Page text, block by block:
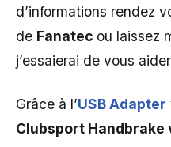
d’informations rendez
de Fanatec ou laissez
j’essaierai de vous
Grâce à l’USB Adapter
Clubsport Handbrake